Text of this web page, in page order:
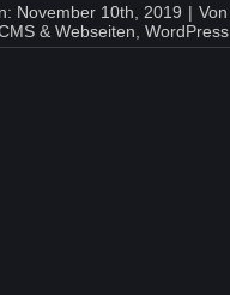
November 10th, 2019 | Von
& Webseiten WordPress